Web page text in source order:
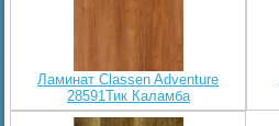
Ламинат Classen Adventure
28591Тик Каламба